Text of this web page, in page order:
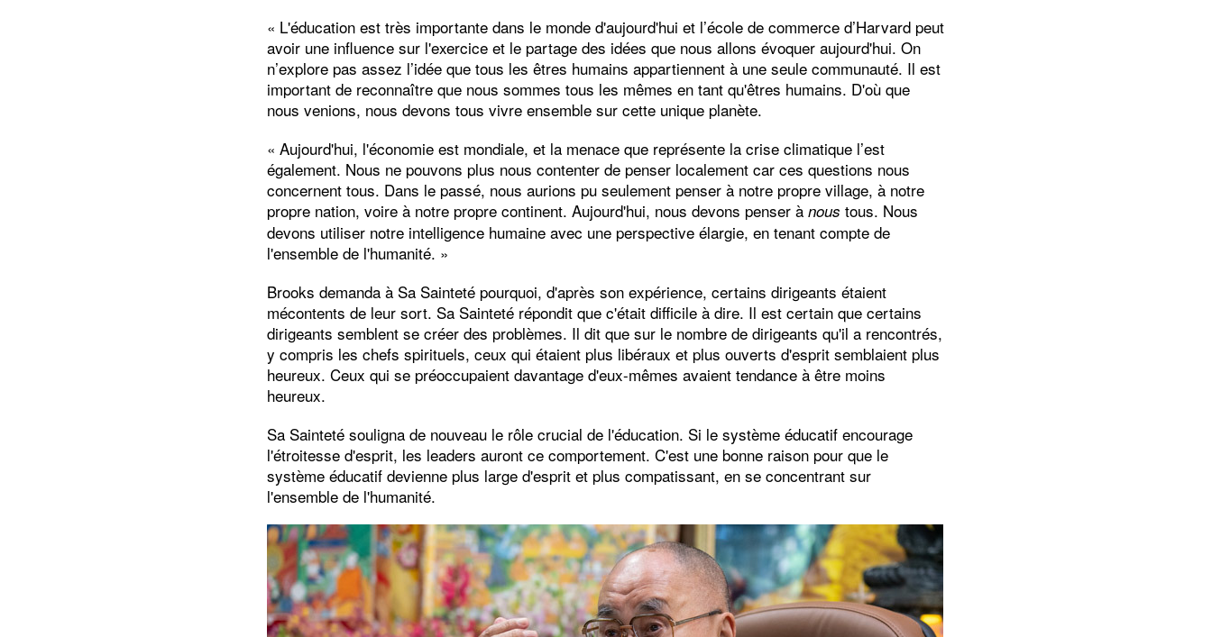
« L'éducation est très importante dans le monde d'aujourd'hui et l’école de commerce d’Harvard peut
avoir une influence sur l'exercice et le partage des idées que nous allons évoquer aujourd'hui. On
n’explore pas assez l’idée que tous les êtres humains appartiennent à une seule communauté. Il est
important de reconnaître que nous sommes tous les mêmes en tant qu'êtres humains. D'où que
nous venions, nous devons tous vivre ensemble sur cette unique planète.
« Aujourd'hui, l'économie est mondiale, et la menace que représente la crise climatique l’est
également. Nous ne pouvons plus nous contenter de penser localement car ces questions nous
concernent tous. Dans le passé, nous aurions pu seulement penser à notre propre village, à notre
propre nation, voire à notre propre continent. Aujourd'hui, nous devons penser ànous tous. Nous
devons utiliser notre intelligence humaine avec une perspective élargie, en tenant compte de
l'ensemble de l'humanité. »
Brooks demanda à Sa Sainteté pourquoi, d'après son expérience, certains dirigeants étaient
mécontents de leur sort. Sa Sainteté répondit que c'était difficile à dire. Il est certain que certains
dirigeants semblent se créer des problèmes. Il dit que sur le nombre de dirigeants qu'il a rencontrés,
y compris les chefs spirituels, ceux qui étaient plus libéraux et plus ouverts d'esprit semblaient plus
heureux. Ceux qui se préoccupaient davantage d'eux-mêmes avaient tendance à être moins
heureux.
Sa Sainteté souligna de nouveau le rôle crucial de l'éducation. Si le système éducatif encourage
l'étroitesse d'esprit, les leaders auront ce comportement. C'est une bonne raison pour que le
système éducatif devienne plus large d'esprit et plus compatissant, en se concentrant sur
l'ensemble de l'humanité.